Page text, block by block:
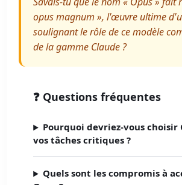
opus magnum », l'œuvre ultime
soulignant le rôle de ce modèle
de la gamme Claude ?
❓ Questions fréquentes
Pourquoi devriez-vous choisir
vos tâches critiques ?
Quels sont les compromis à